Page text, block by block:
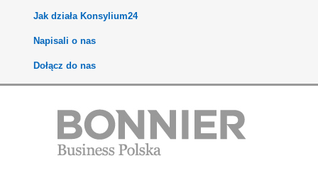
Jak działa Konsylium24
Napisali o nas
Dołącz do nas